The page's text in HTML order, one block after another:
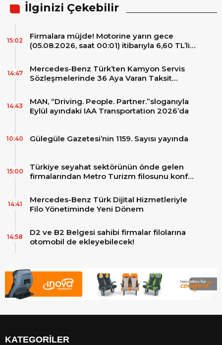
İlginizi Çekebilir
Firmalara müjde! Motorine yarın gece
(05.08.2026, saat 00:01) itibarıyla 6,60 TL’lik
15:02
Mercedes-Benz Türk’ten Kamyon Servis
Sözleşmelerinde 36 Aya Varan Taksit
14:47
MAN, “Driving. People. Partner.”sloganıyla
Eylül ayındaki IAA Transportation 2026’da
14:43
Gülegüle Gazetesi’nin 1159. Sayısı yayında
10:40
Türkiye seyahat sektörünün önde gelen
firmalarından Metro Turizm filosunu konfor
MAN Skyliner ile güçlendirdi!
15:00
Mercedes-Benz Türk Dijital Hizmetleriyle
Filo Yönetiminde Yeni Dönem
14:41
D2 ve B2 Belgesi sahibi firmalar filolarına
otomobil de ekleyebilecek!
14:58
KATEGORİLER